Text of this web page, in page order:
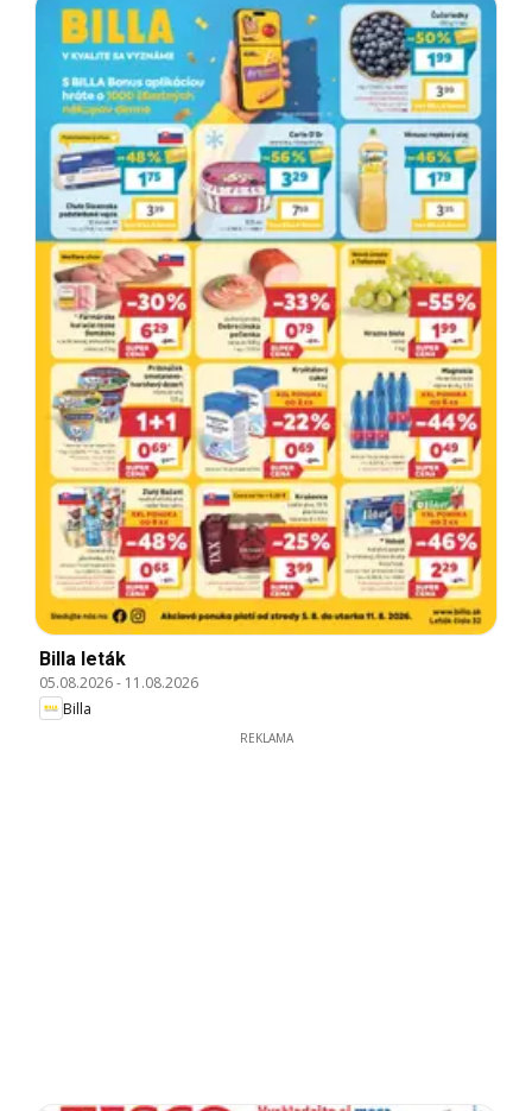
Billa leták
05.08.2026- 11.08.2026
Billa
REKLAMA